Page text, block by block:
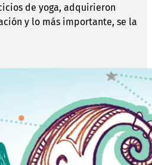
de yoga, adquirieron
y lo más importante, se la